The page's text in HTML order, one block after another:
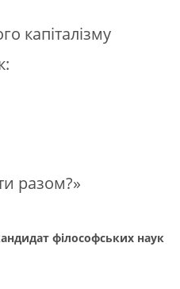
капіталізму
разом?»
філософських наук